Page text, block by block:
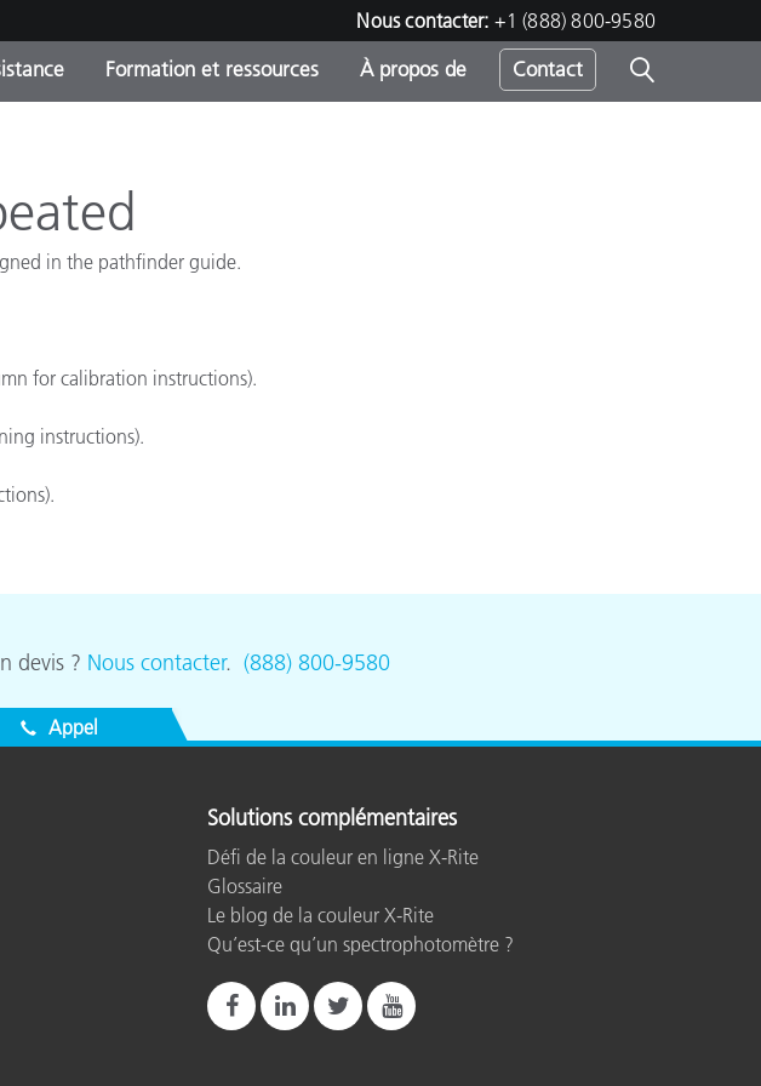
Nous contacter: +1 (888) 800-9580
et Ventes Flash
Store
Color Measurement
Pharmaceutique
Formation et ressources À propos de Contact
in the pathfinder guide.
for calibration instructions).
instructions).
devis ? Nous contacter. (888) 800-9580
Appel
Solutions complémentaires
Défi de la couleur en ligne X-Rite
Glossaire
Le blog de la couleur X-Rite
Qu’est-ce qu’un spectrophotomètre ?